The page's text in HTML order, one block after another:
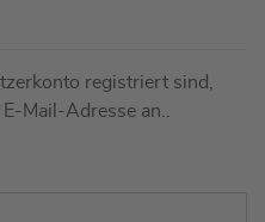
registriert sind,
Mail-Adresse an..